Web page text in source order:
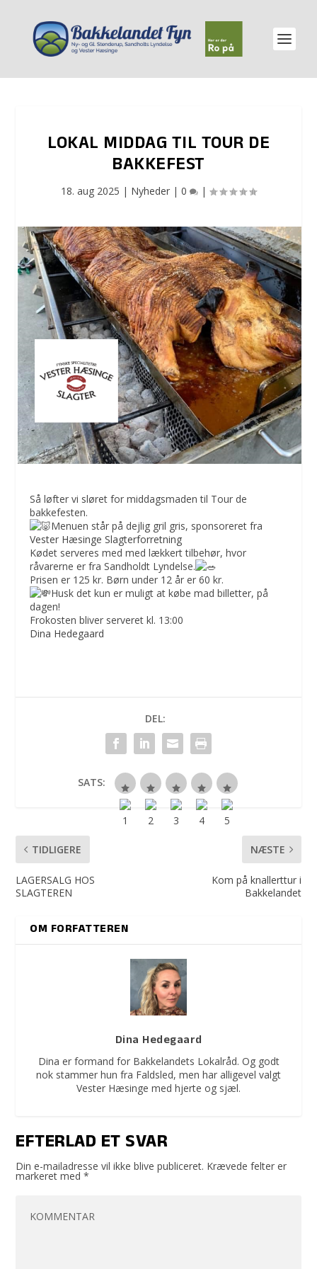
LOKAL MIDDAG TIL TOUR DE
BAKKEFEST
18. aug 2025 | Nyheder | 0 |
Så løfter vi sløret for middagsmaden til Tour de
bakkefesten.
Menuen står på dejlig gril gris, sponsoreret fra
Vester Hæsinge Slagterforretning
Kødet serveres med med lækkert tilbehør, hvor
råvarerne er fra Sandholdt Lyndelse.
Prisen er 125 kr. Børn under 12 år er 60 kr.
Husk det kun er muligt at købe mad billetter, på
dagen!
Frokosten bliver serveret kl. 13:00
Dina Hedegaard
DEL:
SATS:
TIDLIGERE
LAGERSALG HOS
SLAGTEREN
NÆSTE
Kom på knallerttur i
Bakkelandet
OM FORFATTEREN
Dina Hedegaard
Dina er formand for Bakkelandets Lokalråd. Og godt
nok stammer hun fra Faldsled, men har alligevel valgt
Vester Hæsinge med hjerte og sjæl.
EFTERLAD ET SVAR
Din e-mailadresse vil ikke blive publiceret. Krævede felter er
markeret med*